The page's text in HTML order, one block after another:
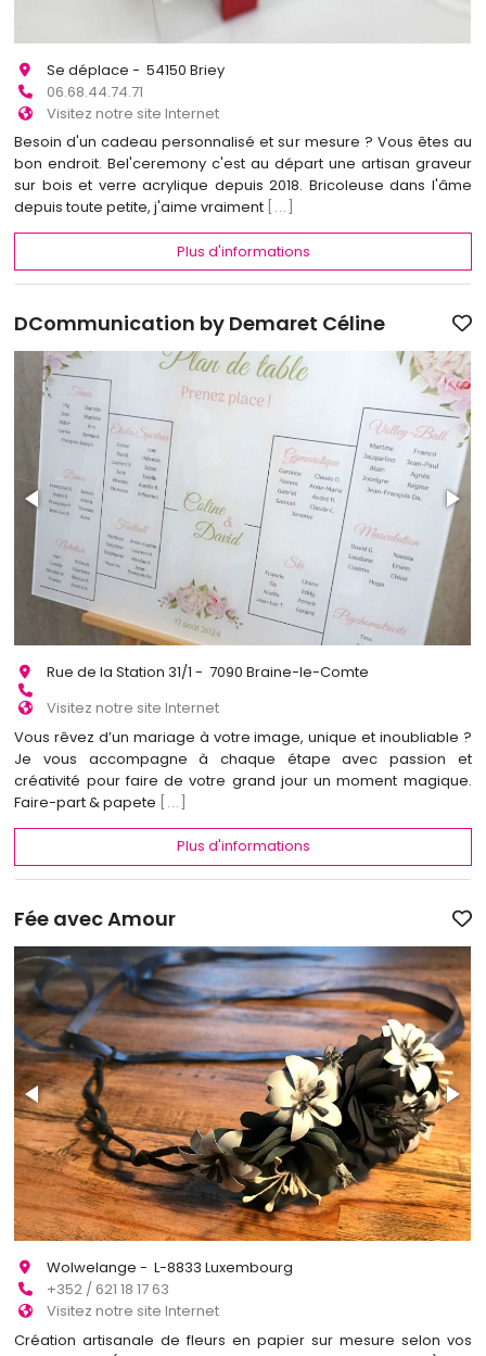
Se déplace - 54150 Briey
06.68.44.74.71
Visitez notre site Internet
Besoin d'un cadeau personnalisé et sur mesure ? Vous êtes au
bon endroit. Bel'ceremony c'est au départ une artisan graveur
sur bois et verre acrylique depuis 2018. Bricoleuse dans l'âme
depuis toute petite, j'aime vraiment [...]
Plus d'informations
DCommunication by Demaret Céline
Rue de la Station 31/1 - 7090 Braine-le-Comte
Visitez notre site Internet
Vous rêvez d’un mariage à votre image, unique et inoubliable ?
Je vous accompagne à chaque étape avec passion et
créativité pour faire de votre grand jour un moment magique.
Faire-part & papete [...]
Plus d'informations
Fée avec Amour
Wolwelange - L-8833 Luxembourg
+352 / 621 18 17 63
Visitez notre site Internet
Création artisanale de fleurs en papier sur mesure selon vos